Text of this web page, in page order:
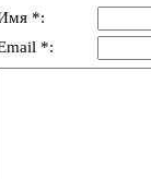
*:
*: